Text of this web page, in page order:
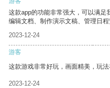
这款app的功能非常强大，可以满
编辑文档、制作演示文稿、管理日程
2023-12-24
游客
这款游戏非常好玩，画面精美，玩法
2023-12-24